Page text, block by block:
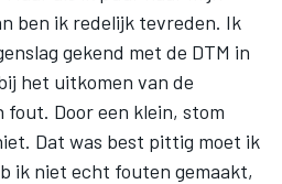
ben ik redelijk tevreden. Ik
gekend met de DTM in
het uitkomen van de
Door een klein, stom
Dat was best pittig moet ik
ik niet echt fouten gemaakt,